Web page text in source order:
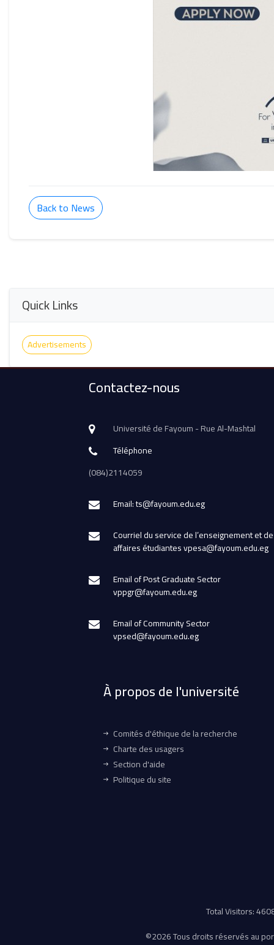
Back to News
Quick Links
Advertisements
Contactez-nous
Université de Fayoum - Rue Al-Mashtal
Téléphone
(084)2114059
Email: ts@fayoum.edu.eg
Courriel du service de l’enseignement et
affaires étudiantes vpesa@fayoum.edu.eg
Email of Post Graduate Sector
vppgr@fayoum.edu.eg
Email of Community Sector
vpsed@fayoum.edu.eg
À propos de l'université
Comités d'éthique de la recherche
Charte des usagers
Section d'aide
Politique du site
Total Visitors:
©2026 Tous droits réservés au